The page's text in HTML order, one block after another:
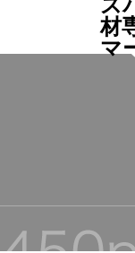
ス
材
マ